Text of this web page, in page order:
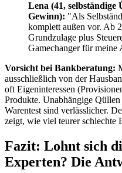
Lena (41, selbständige
Gewinn): "Als
komplett außen vor. Ab
Grundzulage plus
Gamechanger für meine
Vorsicht bei Bankberatung:
ausschließlich von der
oft Eigeninteressen
Produkte. Unabhängige
Warentest sind verlässlicher.
zeigt, wie viel teurer schlechte
Fazit: Lohnt sich
Experten? Die